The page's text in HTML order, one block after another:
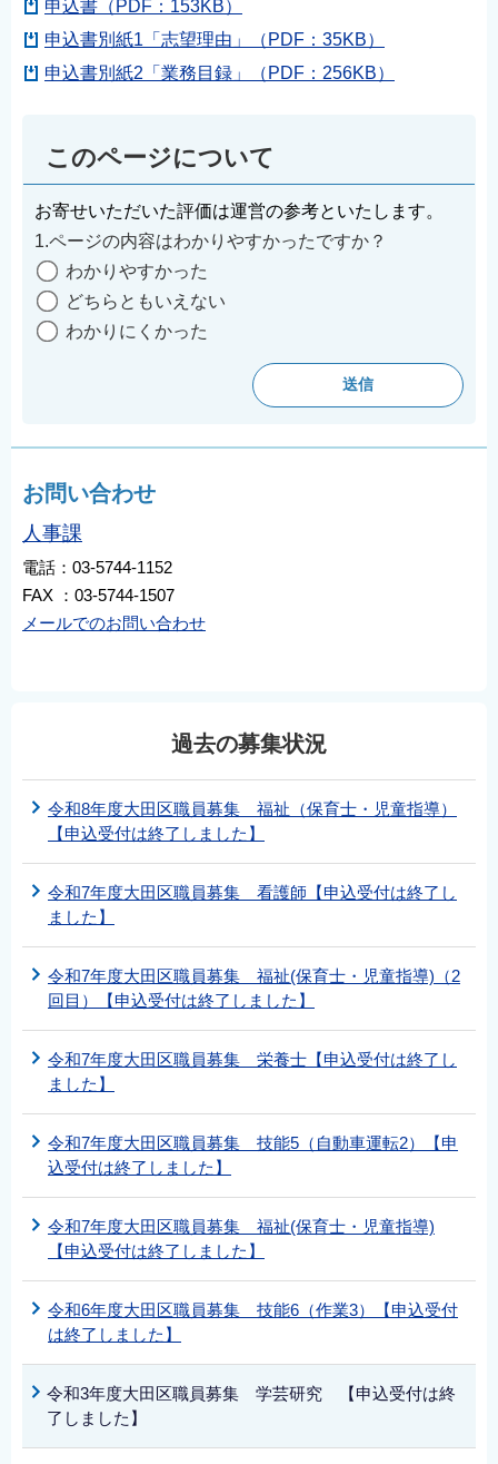
申込書（PDF：153KB）
申込書別紙1「志望理由」（PDF：35KB）
申込書別紙2「業務目録」（PDF：256KB）
このページについて
お寄せいただいた評価は運営の参考といたします。
1.ページの内容はわかりやすかったですか？
わかりやすかった
どちらともいえない
わかりにくかった
お問い合わせ
人事課
電話：03-5744-1152
FAX ：03-5744-1507
メールでのお問い合わせ
過去の募集状況
令和8年度大田区職員募集 福祉（保育士・児童指導）
【申込受付は終了しました】
令和7年度大田区職員募集 看護師【申込受付は終了し
ました】
令和7年度大田区職員募集 福祉(保育士・児童指導)（2
回目）【申込受付は終了しました】
令和7年度大田区職員募集 栄養士【申込受付は終了し
ました】
令和7年度大田区職員募集 技能5（自動車運転2）【申
込受付は終了しました】
令和7年度大田区職員募集 福祉(保育士・児童指導)
【申込受付は終了しました】
令和6年度大田区職員募集 技能6（作業3）【申込受付
は終了しました】
令和3年度大田区職員募集 学芸研究 【申込受付は終
了しました】